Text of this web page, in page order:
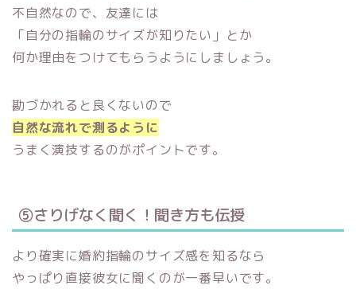
不自然なので、友達には
「自分の指輪のサイズが知りたい」とか
何か理由をつけてもらうようにしましょう。
勘づかれると良くないので
自然な流れで測るように
うまく演技するのがポイントです。
⑤さりげなく聞く！聞き方も伝授
より確実に婚約指輪のサイズ感を知るなら
やっぱり直接彼女に聞くのが一番早いです。